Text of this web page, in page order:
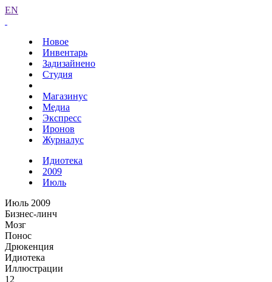
EN
Новое
Инвентарь
Задизайнено
Студия
Магазинус
Медиа
Экспресс
Иронов
Журналус
Идиотека
2009
Июль
Июль 2009
Бизнес-линч
Мозг
Понос
Дрюкенция
Идиотека
Иллюстрации
12